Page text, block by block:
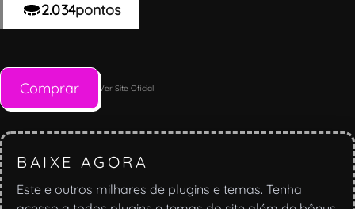
2.034pontos
Comprar Ver Site Oficial
BAIXE AGORA
Este e outros milhares de plugins e temas. Tenha